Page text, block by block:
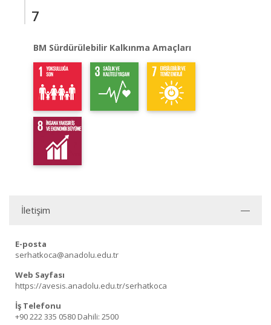
7
BM Sürdürülebilir Kalkınma Amaçları
İletişim
E-posta
serhatkoca@anadolu.edu.tr
Web Sayfası
https://avesis.anadolu.edu.tr/serhatkoca
İş Telefonu
+90 222 335 0580 Dahili: 2500